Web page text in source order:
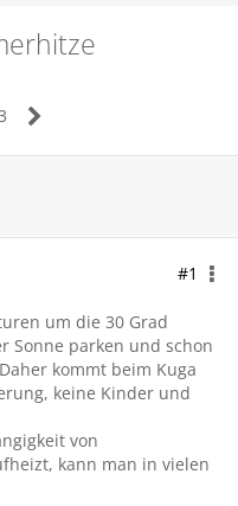
#1
um die 30 Grad
Sonne parken und schon
kommt beim Kuga
keine Kinder und
von
kann man in vielen